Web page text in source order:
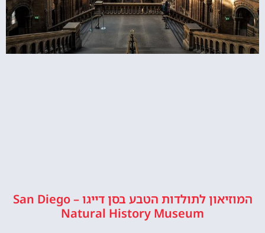
המוזיאון לתולדות הטבע בסן דייגו – San Diego
Natural History Museum